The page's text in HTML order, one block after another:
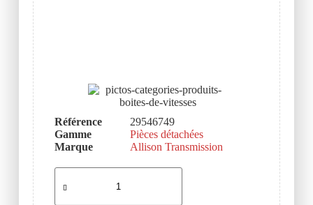
Référence
29546749
Gamme
Pièces détachées
Marque
Allison Transmission